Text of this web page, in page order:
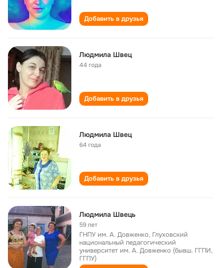
Добавить в друзья
Людмила Швец
44 года
Добавить в друзья
Людмила Швец
64 года
Добавить в друзья
Людмила Швець
59 лет
ГНПУ им. А. Довженко, Глуховский
национальный педагогический
университет им. А. Довженко (бывш. ГГПИ,
ГГПУ)